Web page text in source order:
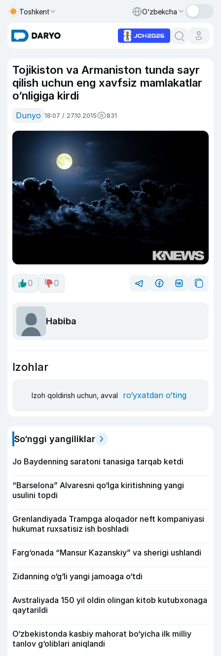
Toshkent O‘zbekcha
Tojikiston va Armaniston tunda sayr
qilish uchun eng xavfsiz mamlakatlar
o‘nligiga kirdi
Dunyo 18:07 / 27.10.2015 831
0 0
Habiba
Izohlar
Izoh qoldirish uchun, avval ro‘yxatdan o‘ting
So‘nggi yangiliklar
Jo Baydenning saratoni tanasiga tarqab ketdi
“Barselona” Alvaresni qo‘lga kiritishning yangi
usulini topdi
Grenlandiyada Trampga aloqador neft kompaniyasi
hukumat ruxsatisiz ish boshladi
Farg‘onada “Mansur Kazanskiy” va sherigi ushlandi
Zidanning o‘g‘li yangi jamoaga o‘tdi
Avstraliyada 150 yil oldin olingan kitob kutubxonaga
qaytarildi
O‘zbekistonda kasbiy mahorat bo‘yicha ilk milliy
tanlov g‘oliblari aniqlandi